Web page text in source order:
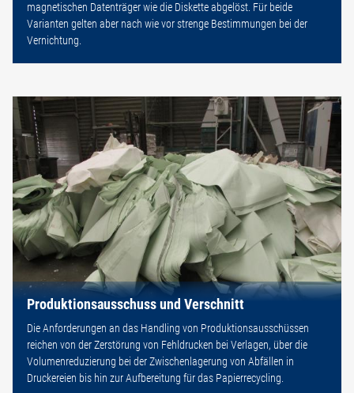
magnetischen Datenträger wie die Diskette abgelöst. Für beide
Varianten gelten aber nach wie vor strenge Bestimmungen bei der
Vernichtung.
Produktionsausschuss und Verschnitt
Die Anforderungen an das Handling von Produktionsausschüssen
reichen von der Zerstörung von Fehldrucken bei Verlagen, über die
Volumenreduzierung bei der Zwischenlagerung von Abfällen in
Druckereien bis hin zur Aufbereitung für das Papierrecycling.